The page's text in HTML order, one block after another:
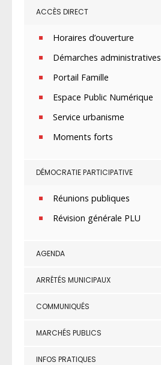
ACCÈS DIRECT
Horaires d’ouverture
Démarches administratives
Portail Famille
Espace Public Numérique
Service urbanisme
Moments forts
DÉMOCRATIE PARTICIPATIVE
Réunions publiques
Révision générale PLU
AGENDA
ARRÊTÉS MUNICIPAUX
COMMUNIQUÉS
MARCHÉS PUBLICS
INFOS PRATIQUES